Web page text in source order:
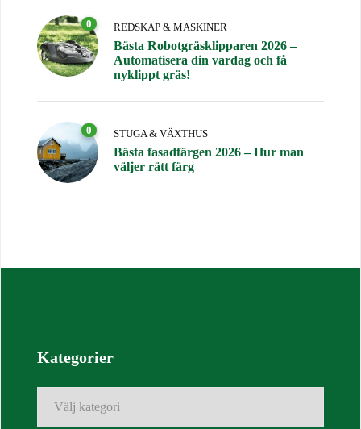
0 REDSKAP & MASKINER
Bästa Robotgräsklipparen 2026 –
Automatisera din vardag och få
nyklippt gräs!
0 STUGA & VÄXTHUS
Bästa fasadfärgen 2026 – Hur man
väljer rätt färg
Kategorier